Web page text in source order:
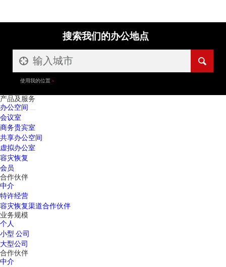
搜索我们的办公地点
使用我的位置
产品及服务
办公空间
会议室
商务贵宾室
共享办公空间
虚拟办公室
容灾恢复
会员
合作伙伴
中介
特许经营
容灾恢复渠道合作伙伴
业务规模
个人
小型 公司
大型公司
合作伙伴
中介